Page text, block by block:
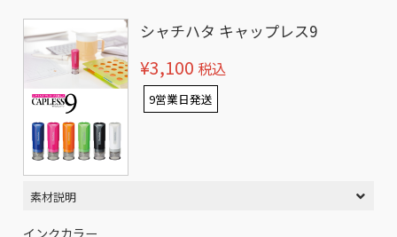
シャチハタ キャップレス9
¥3,100 税込
9営業日発送
素材説明
インクカラー